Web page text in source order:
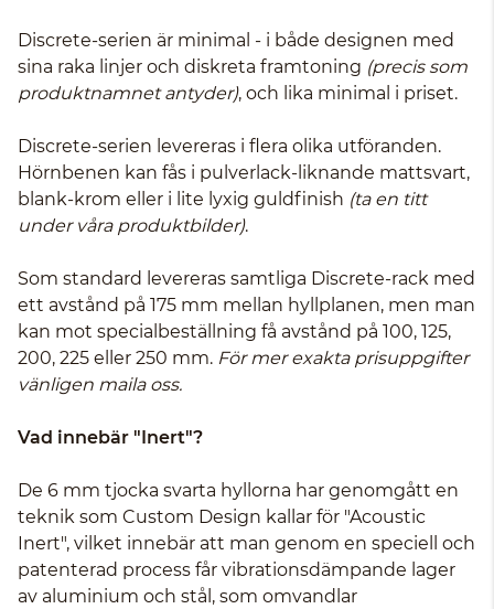
Discrete-serien är minimal - i både designen med
sina raka linjer och diskreta framtoning (precis som
produktnamnet antyder), och lika minimal i priset.
Discrete-serien levereras i flera olika utföranden.
Hörnbenen kan fås i pulverlack-liknande mattsvart,
blank-krom eller i lite lyxig guldfinish (ta en titt
under våra produktbilder).
Som standard levereras samtliga Discrete-rack med
ett avstånd på 175 mm mellan hyllplanen, men man
kan mot specialbeställning få avstånd på 100, 125,
200, 225 eller 250 mm. För mer exakta prisuppgifter
vänligen maila oss.
Vad innebär "Inert"?
De 6 mm tjocka svarta hyllorna har genomgått en
teknik som Custom Design kallar för "Acoustic
Inert", vilket innebär att man genom en speciell och
patenterad process får vibrationsdämpande lager
av aluminium och stål, som omvandlar